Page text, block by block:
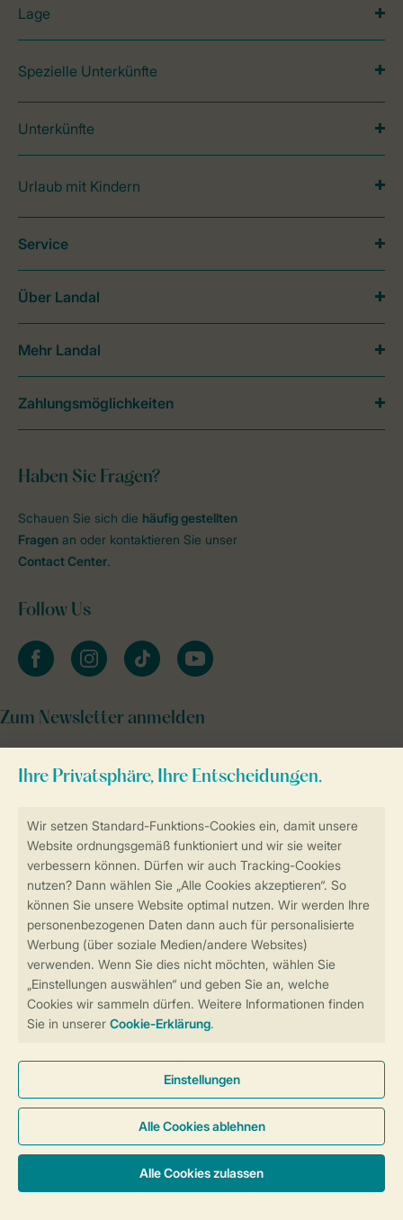
Sicherstellung Deiner Privatsphäre
Sicher und schnell zur Online-Buchung
Sichere Datenübertragung
Sicheres Bezahlen
Lage
Spezielle Unterkünfte
Unterkünfte
Urlaub mit Kindern
Haben Sie Fragen?
Schauen Sie sich die häufig gestellten
Fragen an oder kontaktieren Sie unser
Contact Center.
Follow Us
facebookinstagramtiktok youtube
Zum Newsletter anmelden
Service
Über Landal
Mehr Landal
Zahlungsmöglichkeiten
Cookies und Banner
Barrierefreiheit
© 2026 Landal GreenParks GmbH